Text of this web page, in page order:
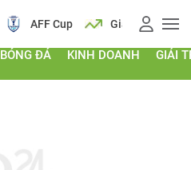
AFF Cup Giá vàng
BÓNG ĐÁ KINH DOANH GIẢI